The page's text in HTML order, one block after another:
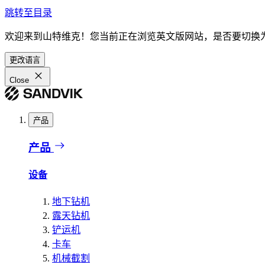
跳转至目录
欢迎来到山特维克！您当前正在浏览英文版网站，是否要切换
更改语言
Close
产品
产品
设备
地下钻机
露天钻机
铲运机
卡车
机械截割